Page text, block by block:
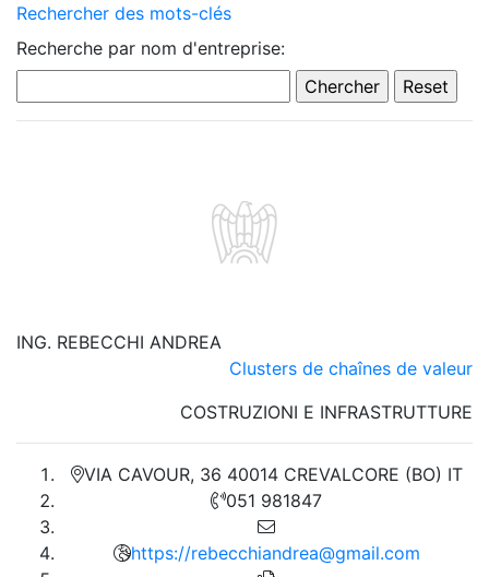
Rechercher des mots-clés
Recherche par nom d'entreprise:
ING. REBECCHI ANDREA
Clusters de chaînes de valeur
COSTRUZIONI E INFRASTRUTTURE
VIA CAVOUR, 36 40014 CREVALCORE (BO) IT
051 981847
https://rebecchiandrea@gmail.com